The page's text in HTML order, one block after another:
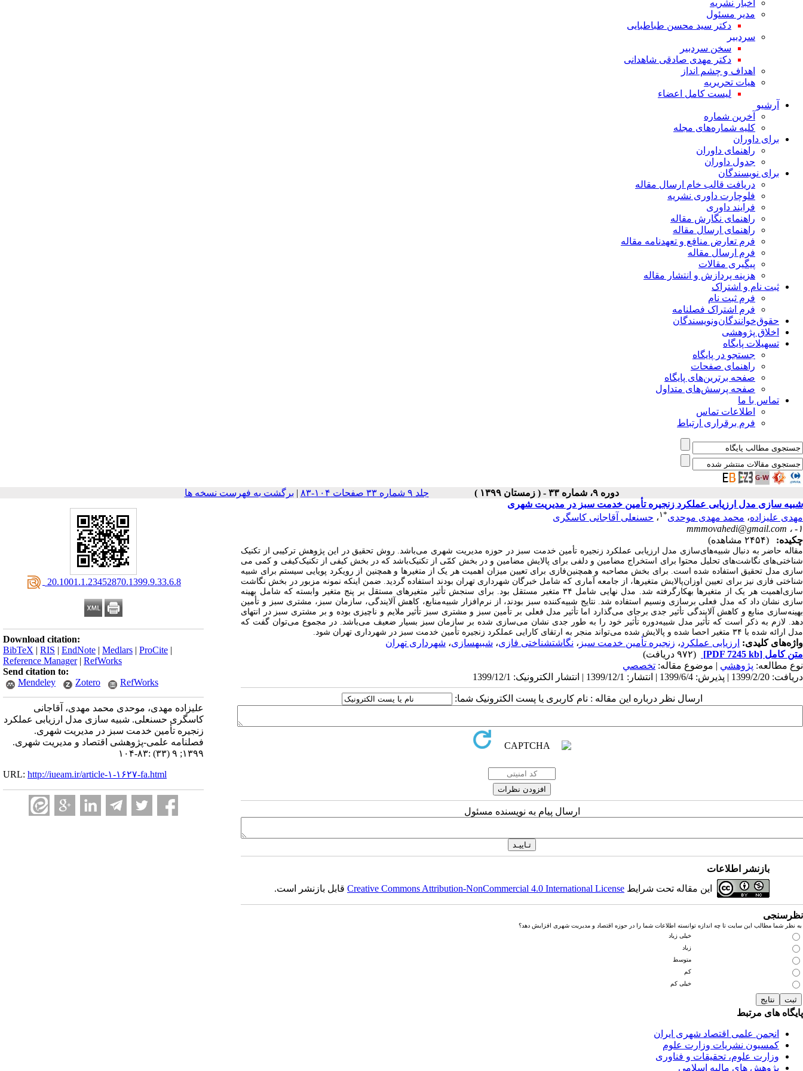
اخبار نشریه
مدیر مسئول
دکتر سید محسن طباطبایی
سردبیر
سخن سردبیر
دکتر مهدی صادقی شاهدانی
اهداف و چشم انداز
هیات تحریریه
لیست کامل اعضاء
آرشیو
آخرین شماره
کلیه شماره‌های مجله
برای داوران
راهنمای داوران
جدول داوران
برای نویسندگان
دریافت قالب خام ارسال مقاله
فلوچارت داوری نشریه
فرایند داوری
راهنمای نگارش مقاله
راهنمای ارسال مقاله
فرم تعارض منافع و تعهدنامه مقاله
فرم ارسال مقاله
پیگیری مقالات
هزینه پردازش و انتشار مقاله
ثبت نام و اشتراک
فرم ثبت نام
فرم اشتراک فصلنامه
حقوق‌خوانندگان‌و‌نویسندگان
اخلاق پژوهشی
تسهیلات پایگاه
جستجو در پایگاه
راهنمای صفحات
صفحه برترین‌های پایگاه
صفحه پرسش‌های متداول
تماس با ما
اطلاعات تماس
فرم برقراری ارتباط
دوره ۹، شماره ۳۳ - ( زمستان ۱۳۹۹ ) جلد ۹ شماره ۳۳ صفحات ۱۰۴-۸۳ | برگشت به فهرست نسخه ها
‎ 20.1001.1.23452870.1399.9.33.6.8
Download citation:
BibTeX | RIS | EndNote | Medlars | ProCite |
Reference Manager| RefWorks
Send citation to:
Mendeley
Zotero RefWorks
علیزاده مهدی، موحدی محمد مهدی، آقاجانی
کاسگری حسنعلی. شبیه ‎سازی مدل ارزیابی عملکرد
زنجیره تأمین خدمت سبز در مدیریت شهری.
فصلنامه علمی-پژوهشی اقتصاد و مدیریت شهری.
۱۳۹۹; ۹ (۳۳) :۸۳-۱۰۴
URL: http://iueam.ir/article-۱-۱۶۲۷-fa.html
شبیه ‎سازی مدل ارزیابی عملکرد زنجیره تأمین خدمت سبز در مدیریت شهری
مهدی علیزاده، محمد مهدی موحدی*۱ ، حسنعلی آقاجانی کاسگری
۱- ،
mmmovahedi@gmail.com
چکیده:
(۲۴۵۴ مشاهده)
مقاله حاضر به دنبال شبیه سازی مدل ارزیابی عملکرد زنجیره تأمین خدمت سبز در حوزه مدیریت شهری می‌باشد. روش تحقیق در این پژوهش ترکیبی از تکنیکهای
کیفی و کمی میباشد که در بخش کیفی از تکنیکهای تحلیل محتوا برای استخراج مضامین و دلفی برای پالایش مضامین و در بخش کمّی از تکنیکهای نگاشتشناختی
فازی برای تعیین میزان اهمیت هر یک از متغیرها و همچنین از رویکرد پویایی سیستم برای شبیهسازی مدل تحقیق استفاده شده است. برای بخش مصاحبه و همچنین
پالایش متغیرها، از جامعه آماری که شامل خبرگان شهرداری تهران بودند استفاده گردید. ضمن اینکه نمونه مزبور در بخش نگاشتشناختی فازی نیز برای تعیین اوزان
اهمیت هر یک از متغیرها به‎کارگرفته شد. مدل نهایی شامل ۳۴ متغیر مستقل بود. برای سنجش تأثیر متغیرهای مستقل بر پنج متغیر وابسته که شامل بهینه سازی
منابع، کاهش آلایندگی، سازمان سبز، مشتری سبز و تأمینکننده سبز بودند، از نرم‌افزار شبیهسازی ونسیم استفاده شد. نتایج شبیه سازی نشان داد که مدل فعلی بر
بهینه‌سازی منابع و کاهش آلایندگی تأثیر جدی برجای می‌گذارد اما تأثیر مدل فعلی بر تأمین سبز و مشتری سبز تأثیر ملایم و ناچیزی بوده و بر مشتری سبز در انتهای
دوره تأثیر خود را به طور جدی نشان میدهد. لازم به ذکر است که تأثیر مدل شبیه
سازی شده بر سازمان سبز بسیار ضعیف می‌باشد. در مجموع می‌توان گفت که
مدل ارائه شده با ۳۴ متغیر احصا شده و پالایش شده می‌تواند منجر به ارتقای کارایی عملکرد زنجیره تأمین خدمت سبز در شهرداری تهران شود.
واژه‌های کلیدی: ارزیابی عملکرد، زنجیره تأمین خدمت سبز ، نگاشت‎شناختی فازی ، شبیه‎سازی ، شهرداری تهران
متن کامل [PDF 7245 kb]
(۹۷۲ دریافت)
نوع مطالعه: پژوهشي | موضوع مقاله: تخصصي
دریافت: 1399/2/20 | پذیرش: 1399/6/4 | انتشار: 1399/12/1 | انتشار الکترونیک: 1399/12/1
ارسال نظر درباره این مقاله : نام کاربری یا پست الکترونیک شما:
ارسال پیام به نویسنده مسئول
بازنشر اطلاعات
این مقاله تحت شرایط Creative Commons Attribution-NonCommercial 4.0 International Licenseقابل بازنشر است.
نظرسنجی
به نظر شما مطالب این سایت تا چه اندازه توانسته اطلاعات شما را در حوزه اقتصاد و مدیریت شهری افزایش دهد؟
خیلی زیاد
زیاد
متوسط
کم
خیلی کم
پایگاه های مرتبط
انجمن علمی اقتصاد شهری ایران
کمسیون نشریات وزارت علوم
وزارت علوم، تحقیقات و فناوری
پژوهش های مالیه اسلامی